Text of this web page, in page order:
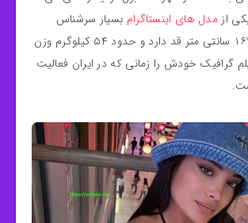
از مدل های اینستاگرام بسیار سرشناس
ایرانی است که ۱۶۷ سانتی متر قد دارد و حدود ۵۴ کیلوگرم وزن
گرافیک خودش را زمانی که در ایران فعالیت